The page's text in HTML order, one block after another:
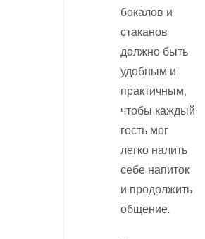
бокалов и
стаканов
должно быть
удобным и
практичным,
чтобы каждый
гость мог
легко налить
себе напиток
и продолжить
общение.